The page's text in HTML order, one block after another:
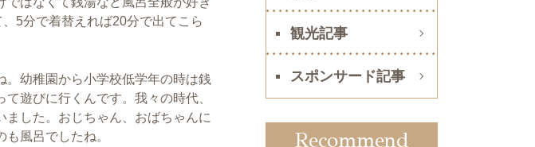
5分で着替えれば20分で出てこら
。幼稚園から小学校低学年の時は銭
遊びに行くんです。我々の時代、
した。おじちゃん、おばちゃんに
風呂でしたね。
観光記事
スポンサード記事
Recommend